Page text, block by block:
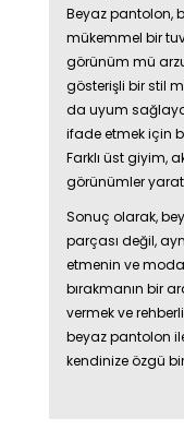
Beyaz pantolon,
mükemmel bir
görünüm mü
gösterişli bir stil
da uyum
ifade etmek için
Farklı üst giyim,
görünümler
Sonuç olarak,
parçası değil,
etmenin ve
bırakmanın bir
vermek ve
beyaz pantolon
kendinize özgü